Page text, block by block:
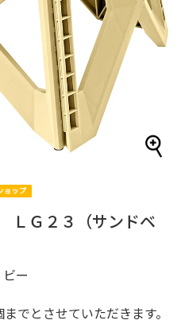
Ｇ２３（サンドベ
ー
でとさせていただきます。